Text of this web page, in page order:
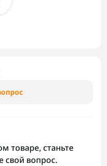
товаре, станьте
свой вопрос.